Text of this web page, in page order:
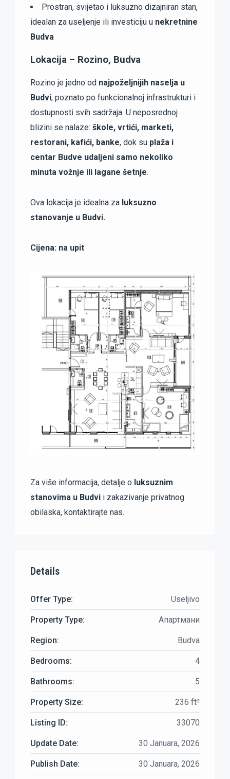
Prostran, svijetao i luksuzno dizajniran stan,
idealan za useljenje ili investiciju u nekretnine
Budva
Lokacija – Rozino, Budva
Rozino je jedno od najpoželjnijih naselja u
Budvi, poznato po funkcionalnoj infrastrukturi i
dostupnosti svih sadržaja. U neposrednoj
blizini se nalaze: škole, vrtići, marketi,
restorani, kafići, banke, dok su plaža i
centar Budve udaljeni samo nekoliko
minuta vožnje ili lagane šetnje.
Ova lokacija je idealna za luksuzno
stanovanje u Budvi.
Cijena: na upit
Za više informacija, detalje o luksuznim
stanovima u Budvi i zakazivanje privatnog
obilaska, kontaktirajte nas.
Details
Offer Type: Useljivo
Property Type: Апартмани
Region: Budva
Bedrooms: 4
Bathrooms: 5
Property Size: 236 ft²
Listing ID: 33070
Update Date: 30 Januara, 2026
Publish Date: 30 Januara, 2026